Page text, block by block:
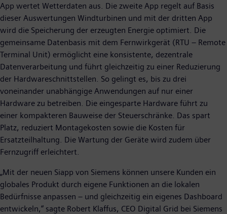
App wertet Wetterdaten aus. Die zweite App regelt auf Basis
dieser Auswertungen Windturbinen und mit der dritten App
wird die Speicherung der erzeugten Energie optimiert. Die
gemeinsame Datenbasis mit dem Fernwirkgerät (RTU – Remote
Terminal Unit) ermöglicht eine konsistente, dezentrale
Datenverarbeitung und führt gleichzeitig zu einer Reduzierung
der Hardwareschnittstellen. So gelingt es, bis zu drei
voneinander unabhängige Anwendungen auf nur einer
Hardware zu betreiben. Die eingesparte Hardware führt zu
einer kompakteren Bauweise der Steuerschränke. Das spart
Platz, reduziert Montagekosten sowie die Kosten für
Ersatzteilhaltung. Die Wartung der Geräte wird zudem über
Fernzugriff erleichtert.
„Mit der neuen Siapp von Siemens können unsere Kunden ein
globales Produkt durch eigene Funktionen an die lokalen
Bedürfnisse anpassen – und gleichzeitig ein eigenes Dashboard
entwickeln,“ sagte Robert Klaffus, CEO Digital Grid bei Siemens